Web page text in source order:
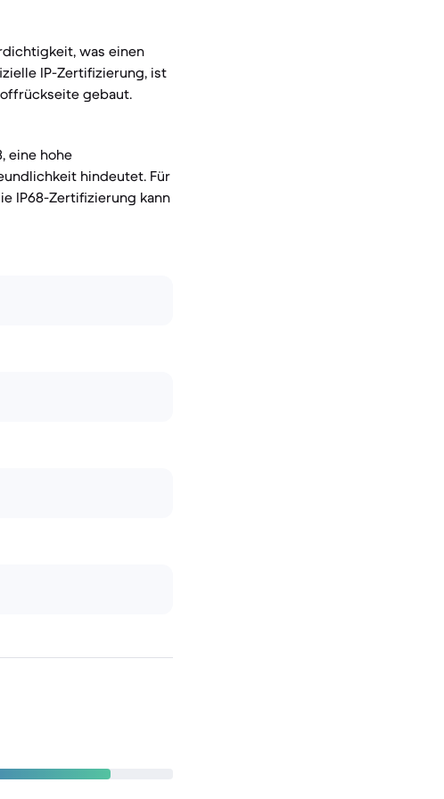
was einen
IP-Zertifizierung, ist
gebaut.
eine hohe
hindeutet. Für
IP68-Zertifizierung kann